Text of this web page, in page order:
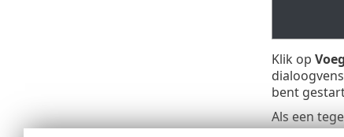
Klik op
bent
Als een
worden